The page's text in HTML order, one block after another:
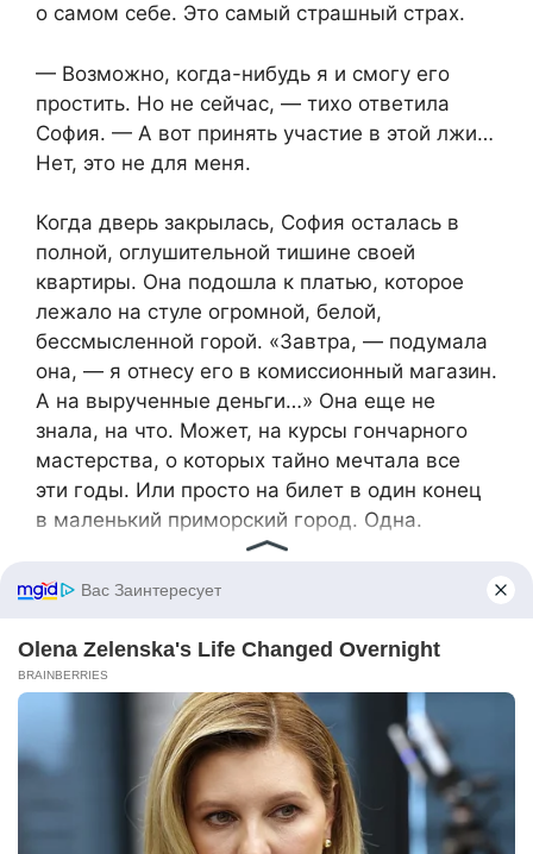
о самом себе. Это самый страшный страх.
— Возможно, когда-нибудь я и смогу его
простить. Но не сейчас, — тихо ответила
София. — А вот принять участие в этой лжи…
Нет, это не для меня.
Когда дверь закрылась, София осталась в
полной, оглушительной тишине своей
квартиры. Она подошла к платью, которое
лежало на стуле огромной, белой,
бессмысленной горой. «Завтра, — подумала
она, — я отнесу его в комиссионный магазин.
А на вырученные деньги…» Она еще не
знала, на что. Может, на курсы гончарного
мастерства, о которых тайно мечтала все
эти годы. Или просто на билет в один конец
в маленький приморский город. Одна.
Она включила музыку — не торжественный
жизни. Завтра предстояли тяжелые,
неприятные разговоры с родителями, с
гостями, с прессой. Будет больно, неловко,
унизительно. Но, глядя на свое отражение в
темном окне — простое, без грима, в старой,
мягкой футболке — она впервые за многие
месяцы почувствовала, что это отражение
принадлежит именно ей, Софии, а не той